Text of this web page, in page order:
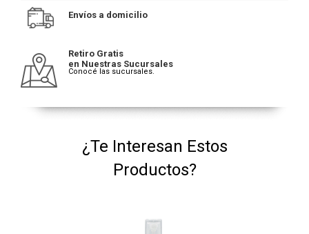
Envíos a domicilio
Retiro Gratis
en Nuestras Sucursales
Conocé las sucursales.
¿Te Interesan Estos
Productos?